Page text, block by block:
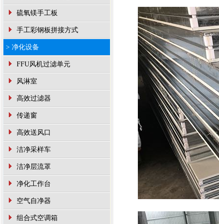
硫氧镁手工板
手工彩钢板拼接方式
> 净化设备
FFU风机过滤单元
风淋室
高效过滤器
传递窗
高效送风口
洁净采样车
洁净层流罩
净化工作台
空气自净器
组合式空调箱